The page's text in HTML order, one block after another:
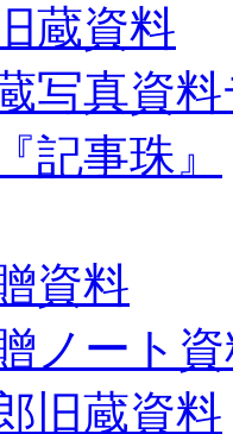
蔵資料
写真資
記事珠』
資料
ノート
旧蔵資料